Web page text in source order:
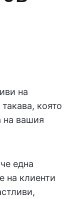
на
която
на вашия
една
на клиенти